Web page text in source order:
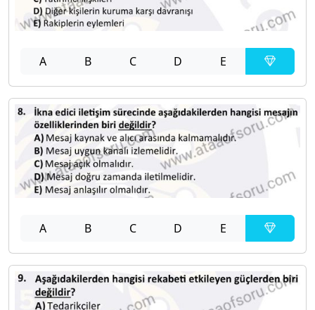
A B C D E
A B C D E